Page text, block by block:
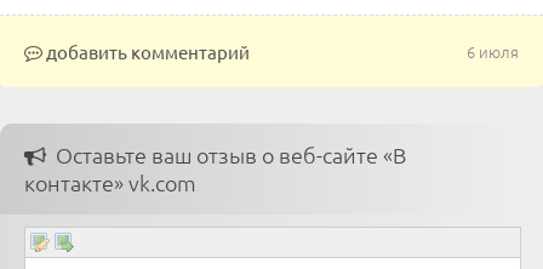
6 июля
добавить комментарий
Оставьте ваш отзыв о веб-сайте «В
контакте» vk.com